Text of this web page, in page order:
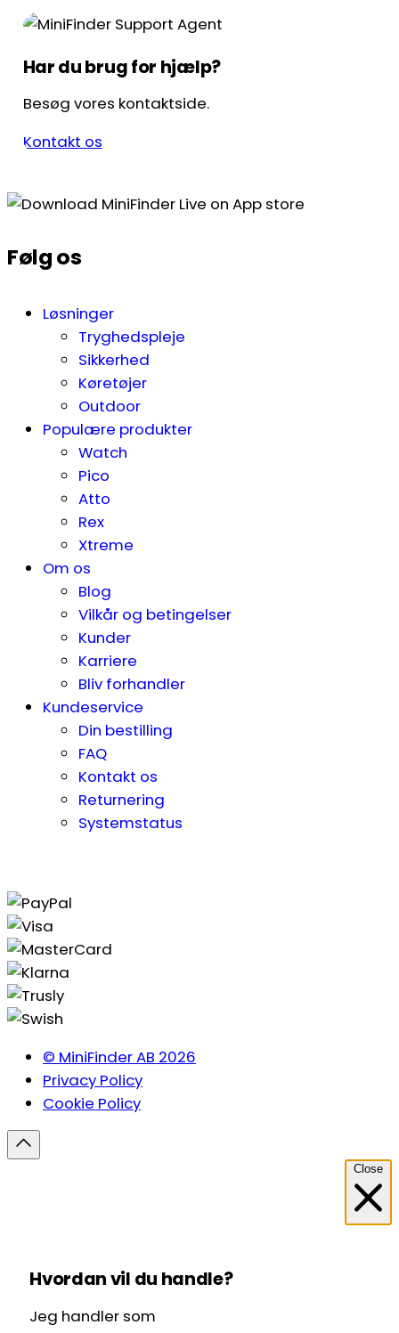
Har du brug for hjælp?
Besøg vores kontaktside.
Kontakt os
Følg os
Løsninger
Tryghedspleje
Sikkerhed
Køretøjer
Outdoor
Populære produkter
Watch
Pico
Atto
Rex
Xtreme
Om os
Blog
Vilkår og betingelser
Kunder
Karriere
Bliv forhandler
Kundeservice
Din bestilling
FAQ
Kontakt os
Returnering
Systemstatus
© MiniFinder AB 2026
Privacy Policy
Cookie Policy
Close
Hvordan vil du handle?
Jeg handler som